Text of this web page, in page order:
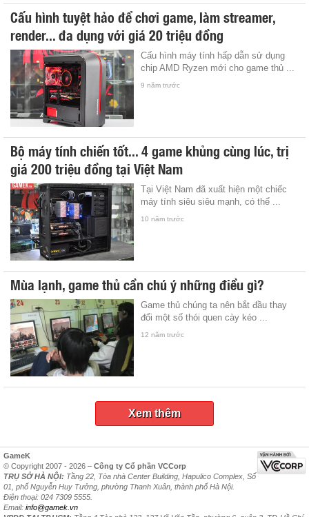
Cấu hình tuyệt hảo để chơi game, làm streamer,
render... đa dụng với giá 20 triệu đồng
Cấu hình máy tính hấp dẫn sử dụng
chip AMD Ryzen mới cho game thủ ...
9 năm trước
Bộ máy tính chiến tốt... 4 game khủng cùng lúc, trị
giá 200 triệu đồng tại Việt Nam
Tại Việt Nam đã xuất hiện một chiếc
máy tính siêu siêu mạnh, có thể ...
10 năm trước
Mùa lạnh, game thủ cần chú ý những điều gì?
Game thủ chúng ta nên bắt đầu thay
đổi một số thói quen cày kéo ...
12 năm trước
Xem thêm
GameK
© Copyright 2007 - 2026 – Công ty Cổ phần VCCorp
TRỤ SỞ HÀ NỘI: Tầng 22, Tòa nhà Center Building, Hapulico Complex, Số
01, phố Nguyễn Huy Tưởng, phường Thanh Xuân, thành phố Hà Nội.
Điện thoại: 024 7309 5555.
Email: info@gamek.vn